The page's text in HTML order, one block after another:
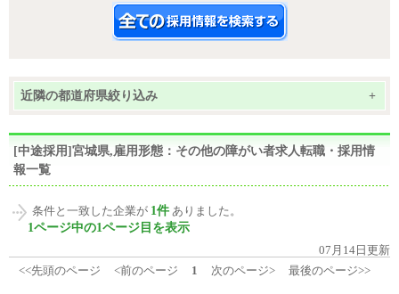
近隣の都道府県絞り込み +
[中途採用]宮城県,雇用形態：その他の障がい者求人転職・採用情
報一覧
条件と一致した企業が 1件 ありました。
1ページ中の1ページ目を表示
07月14日更新
<<先頭のページ
<前のページ 1 次のページ> 最後のページ>>